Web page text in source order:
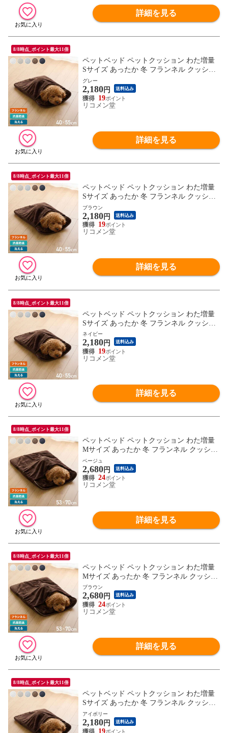
詳細を見る
8/8時点_ポイント最大11倍
ペットベッド ペットクッション わた増量
Sサイズ あったか 冬 フランネル クッショ
ン 布団 ペット布団 寝袋 抗菌防臭 低ホル
ムアルデヒド 洗えるベッド 犬 猫 ペット
ベッド おしゃれ 暖かい 保温
グレー
2,180円 送料込み
19
リコメン堂
詳細を見る
8/8時点_ポイント最大11倍
ペットベッド ペットクッション わた増量
Sサイズ あったか 冬 フランネル クッショ
ン 布団 ペット布団 寝袋 抗菌防臭 低ホル
ムアルデヒド 洗えるベッド 犬 猫 ペット
ベッド おしゃれ 暖かい 保温
ブラウン
2,180円 送料込み
19
リコメン堂
詳細を見る
8/8時点_ポイント最大11倍
ペットベッド ペットクッション わた増量
Sサイズ あったか 冬 フランネル クッショ
ン 布団 ペット布団 寝袋 抗菌防臭 低ホル
ムアルデヒド 洗えるベッド 犬 猫 ペット
ベッド おしゃれ 暖かい 保温
ネイビー
2,180円 送料込み
19
リコメン堂
詳細を見る
8/8時点_ポイント最大11倍
ペットベッド ペットクッション わた増量
Mサイズ あったか 冬 フランネル クッショ
ン 布団 ペット布団 寝袋 抗菌防臭 低ホル
ムアルデヒド 洗えるベッド 犬 猫 ペット
ベッド おしゃれ 暖かい 保温
ベージュ
2,680円 送料込み
24
リコメン堂
詳細を見る
8/8時点_ポイント最大11倍
ペットベッド ペットクッション わた増量
Mサイズ あったか 冬 フランネル クッショ
ン 布団 ペット布団 寝袋 抗菌防臭 低ホル
ムアルデヒド 洗えるベッド 犬 猫 ペット
ベッド おしゃれ 暖かい 保温
ブラウン
2,680円 送料込み
24
リコメン堂
詳細を見る
8/8時点_ポイント最大11倍
ペットベッド ペットクッション わた増量
Sサイズ あったか 冬 フランネル クッショ
ン 布団 ペット布団 寝袋 抗菌防臭 低ホル
ムアルデヒド 洗えるベッド 犬 猫 ペット
ベッド おしゃれ 暖かい 保温
アイボリー
2,180円 送料込み
19